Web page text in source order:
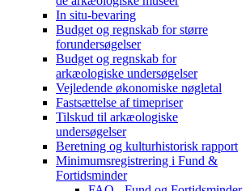
In situ-bevaring
Budget og regnskab for større
forundersøgelser
Budget og regnskab for
arkæologiske undersøgelser
Vejledende økonomiske nøgletal
Fastsættelse af timepriser
Tilskud til arkæologiske
undersøgelser
Beretning og kulturhistorisk rapport
Minimumsregistrering i Fund &
Fortidsminder